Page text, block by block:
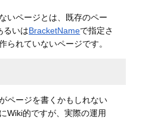
いページとは、既存のペー
るいはBracketNameで指定さ
られていないページです。
ページを書くかもしれない
Wiki的ですが、実際の運用